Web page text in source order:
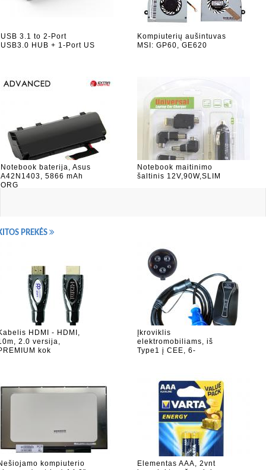
USB 3.1 to 2-Port
USB3.0 HUB + 1-Port US
Kompiuterių aušintuvas
MSI: GP60, GE620
Notebook baterija, Asus
A42N1403, 5866 mAh
ORG
Notebook maitinimo
šaltinis 12V,90W,SLIM
PREKĖS
HDMI - HDMI,
2.0 versija,
kok
Įkroviklis
elektromobiliams, iš
Type1 į CEE, 6-
kompiuterio
Elementas AAA, 2vnt